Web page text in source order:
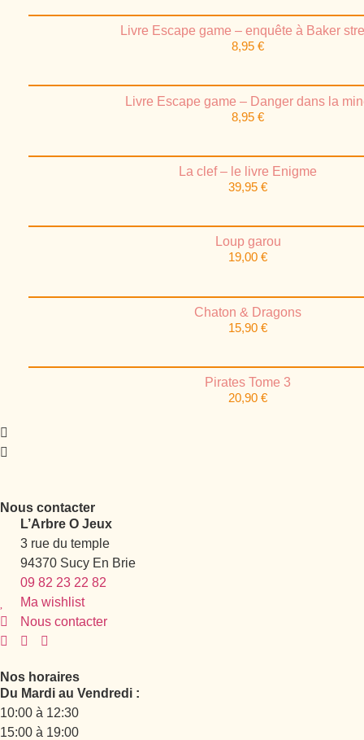
Livre Escape game – enquête à Baker
8,95 €
Livre Escape game – Danger dans la
8,95 €
La clef – le livre Enigme
39,95 €
Loup garou
19,00 €
Chaton & Dragons
15,90 €
Pirates Tome 3
20,90 €
Nous contacter
L’Arbre O Jeux
3 rue du temple
94370 Sucy En Brie
09 82 23 22 82
Ma wishlist
Nous contacter
Nos horaires
Du Mardi au Vendredi :
10:00 à 12:30
15:00 à 19:00